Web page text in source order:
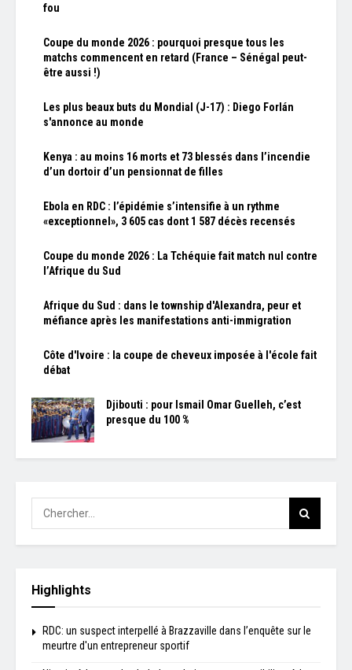
fou
Coupe du monde 2026 : pourquoi presque tous les
matchs commencent en retard (France – Sénégal peut-
être aussi !)
Les plus beaux buts du Mondial (J-17) : Diego Forlán
s'annonce au monde
Kenya : au moins 16 morts et 73 blessés dans l’incendie
d’un dortoir d’un pensionnat de filles
Ebola en RDC : l’épidémie s’intensifie à un rythme
«exceptionnel», 3 605 cas dont 1 587 décès recensés
Coupe du monde 2026 : La Tchéquie fait match nul contre
l’Afrique du Sud
Afrique du Sud : dans le township d'Alexandra, peur et
méfiance après les manifestations anti-immigration
Côte d'Ivoire : la coupe de cheveux imposée à l'école fait
débat
Djibouti : pour Ismail Omar Guelleh, c’est
presque du 100 %
Highlights
RDC: un suspect interpellé à Brazzaville dans l’enquête sur le
meurtre d'un entrepreneur sportif